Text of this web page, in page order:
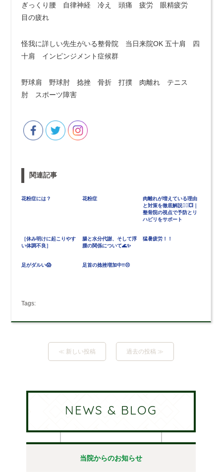
ぎっくり腰 自律神経 冷え 頭痛 疲労 眼精疲労
目の疲れ
怪我に詳しい先生がいる整骨院 当日来院OK 五十肩 四
十肩 インピンジメント症候群
野球肩 野球肘 捻挫 骨折 打撲 肉離れ テニス
肘 スポーツ障害
関連記事
花粉症には？ 花粉症
肉離れが増えている理由
と対策を徹底解説🏃‍♂️💥｜
整骨院の視点で予防とリ
ハビリをサポート
［休み明けに起こりやす
い体調不良］
腸と水分代謝、そして浮
腫の関係について🌊✨
猛暑疲労！！
足がダルい😱 足首の捻挫増加中‼️😣
Tags:
≪ 新しい投稿 過去の投稿 ≫
NEWS & BLOG
当院からのお知らせ